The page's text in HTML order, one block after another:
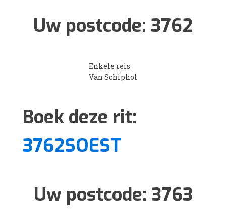
Uw postcode: 3762
Enkele reis
Van Schiphol
Boek deze rit:
3762SOEST
Uw postcode: 3763